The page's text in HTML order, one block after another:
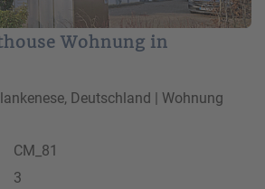
Wohnung in
Deutschland | Wohnung
CM_81
3